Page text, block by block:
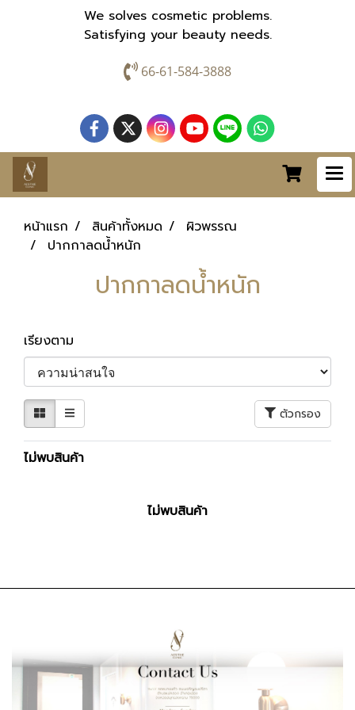
We solves cosmetic problems.
Satisfying your beauty needs.
66-61-584-3888
หน้าแรก สินค้าทั้งหมด
ผิวพรรณ
ปากกาลดน้ำหนัก
ปากกาลดน้ำหนัก
เรียงตาม
ตัวกรอง
ไม่พบสินค้า
ไม่พบสินค้า